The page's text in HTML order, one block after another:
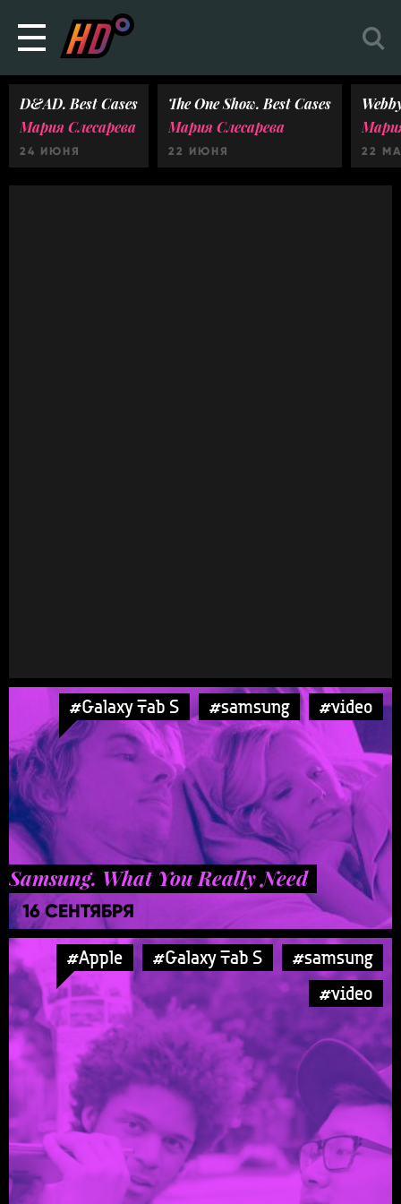
D&AD. Best Cases
Мария Слесарева
24 ИЮНЯ
The One Show. Best Cases
Мария Слесарева
22 ИЮНЯ 22
#Galaxy Tab S #samsung #video
Samsung. What You Really Need
16 СЕНТЯБРЯ
#Apple #Galaxy Tab S
#samsung
#video